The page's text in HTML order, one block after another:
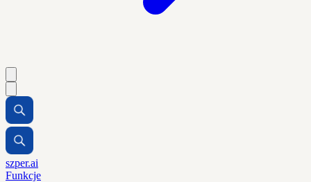
szper.ai
Funkcje